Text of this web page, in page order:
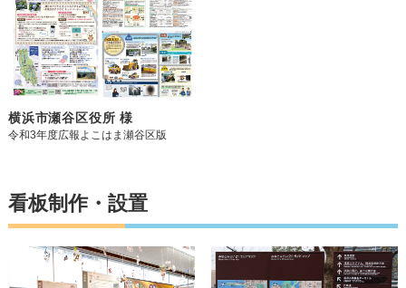
横浜市瀬谷区役所 様
令和3年度広報よこはま瀬谷区版
看板制作・設置